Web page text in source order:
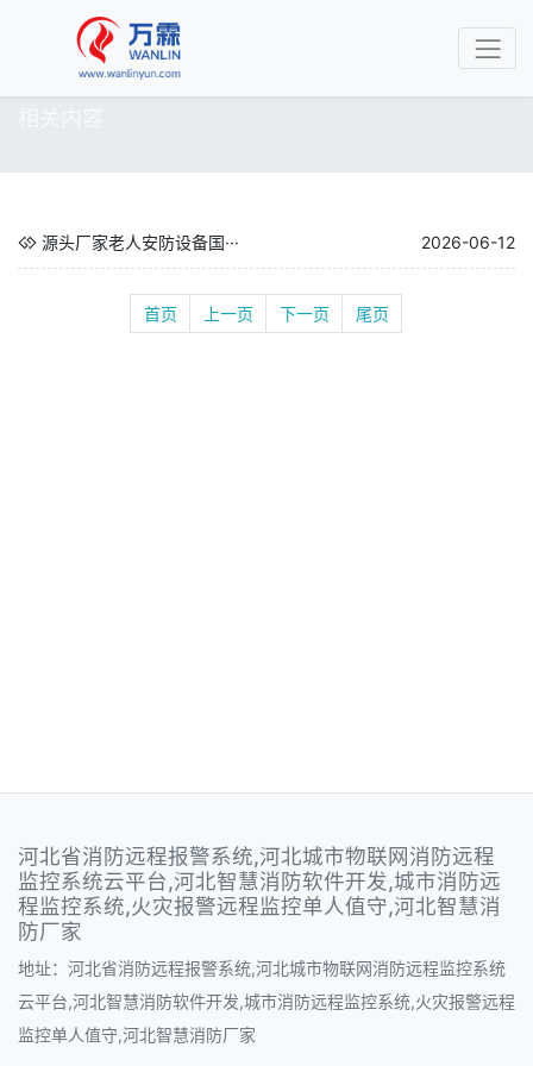
源头厂家老人安防设备国··· 2026-06-12
首页 上一页 下一页 尾页
河北省消防远程报警系统,河北城市物联网消防远程
监控系统云平台,河北智慧消防软件开发,城市消防远
程监控系统,火灾报警远程监控单人值守,河北智慧消
防厂家
地址：河北省消防远程报警系统,河北城市物联网消防远程监控系统
云平台,河北智慧消防软件开发,城市消防远程监控系统,火灾报警远程
监控单人值守,河北智慧消防厂家